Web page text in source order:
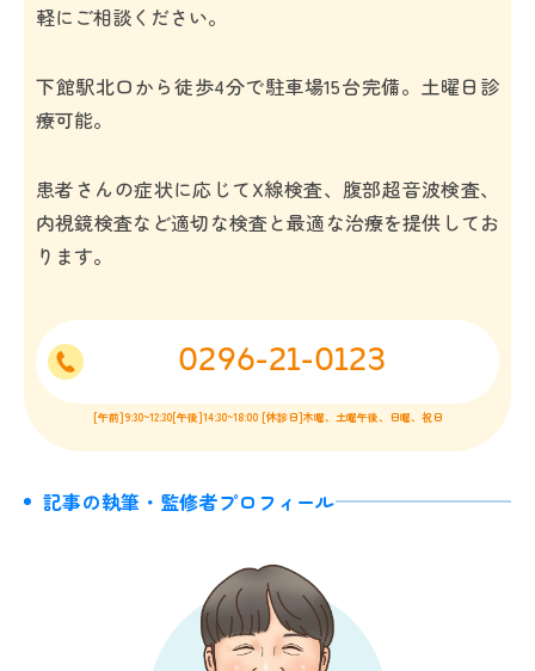
軽にご相談ください。
下館駅北口から徒歩4分で駐車場15台完備。土曜日診
療可能。
患者さんの症状に応じてX線検査、腹部超音波検査、
内視鏡検査など適切な検査と最適な治療を提供してお
ります。
0296-21-0123
[午前]9:30~12:30[午後]14:30~18:00 [休診日]木曜、土曜午後、日曜、祝日
記事の執筆・監修者プロフィール